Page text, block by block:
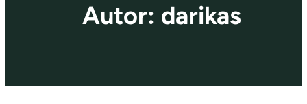
Autor: darikas